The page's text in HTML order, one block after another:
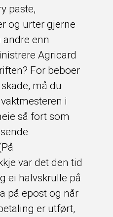
paste,
og urter gjerne
enn
Agricard
For beboer
må du
i
så fort som
var det den tid
ei halvskrulle på
på epost og når
er utført,